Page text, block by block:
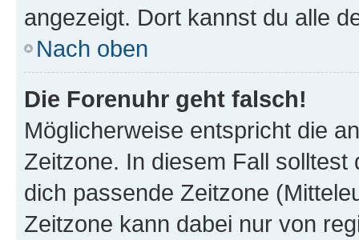
angezeigt. Dort kannst du alle
Nach oben
Die Forenuhr geht falsch!
Möglicherweise entspricht die
Zeitzone. In diesem Fall solltest
dich passende Zeitzone
Zeitzone kann dabei nur von